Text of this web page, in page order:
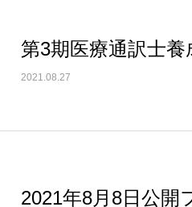
第3期医療通訳士養
2021.08.27
2021年8月8日公開